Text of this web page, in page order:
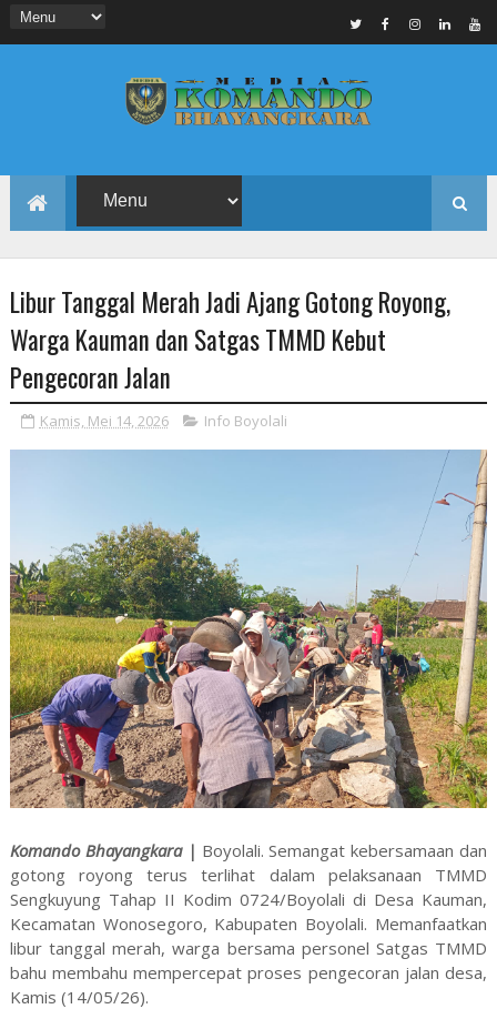
Libur Tanggal Merah Jadi Ajang Gotong Royong,
Warga Kauman dan Satgas TMMD Kebut
Pengecoran Jalan
Kamis, Mei 14, 2026 Info Boyolali
Komando Bhayangkara | Boyolali. Semangat kebersamaan dan
gotong royong terus terlihat dalam pelaksanaan TMMD
Sengkuyung Tahap II Kodim 0724/Boyolali di Desa Kauman,
Kecamatan Wonosegoro, Kabupaten Boyolali. Memanfaatkan
libur tanggal merah, warga bersama personel Satgas TMMD
bahu membahu mempercepat proses pengecoran jalan desa,
Kamis (14/05/26).